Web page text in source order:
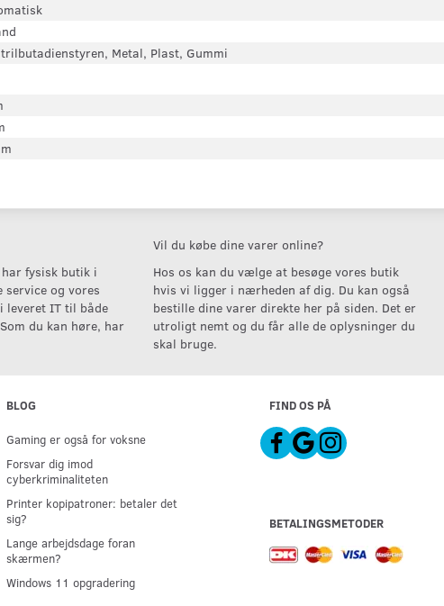
Metal, Plast, Gummi
fysisk butik i
og vores
leveret IT til både
du kan høre, har
Vil du købe dine varer online?
Hos os kan du vælge at besøge vores butik
hvis vi ligger i nærheden af dig. Du kan også
bestille dine varer direkte her på siden. Det er
utroligt nemt og du får alle de oplysninger du
skal bruge.
BLOG
Gaming er også for voksne
Forsvar dig imod
cyberkriminaliteten
Printer kopipatroner: betaler det
sig?
Lange arbejdsdage foran
skærmen?
Windows 11 opgradering
FIND OS PÅ
BETALINGSMETODER